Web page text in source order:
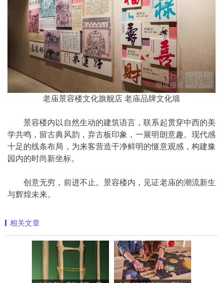
老庙景容楼文化旗舰店 老庙品牌文化墙
景容楼内以自然生动的建筑语言，联系起贯穿中西的美
学共鸣，留古典风韵，弃古板印象，一展明朗意趣。现代感
十足的线条布局，为来客营造干净鲜明的惬意观感，构建豫
园内的时尚新坐标。
创意无穷，前进不止。景容楼内，见证老庙的潮流新生
与辉煌未来。
相关文章